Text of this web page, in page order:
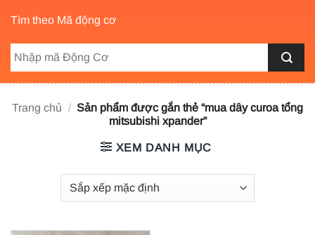
Tìm theo Mã động cơ
Trang chủ / Sản phẩm được gắn thẻ “mua dây curoa tổng
mitsubishi xpander”
XEM DANH MỤC